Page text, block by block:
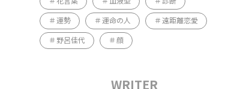
運勢 運命の人 遠距離恋愛
野呂佳代 顔